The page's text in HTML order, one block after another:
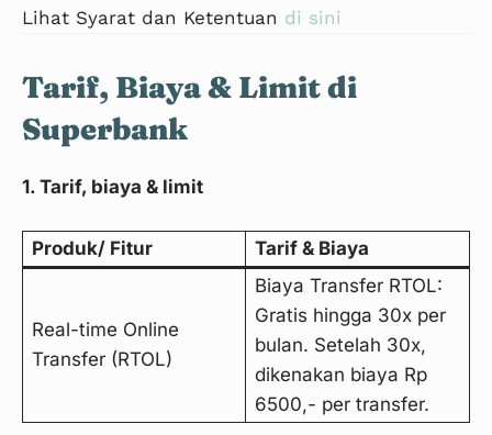
Lihat Syarat dan Ketentuan di sini
Tarif, Biaya & Limit di
Superbank
1. Tarif, biaya & limit
Produk/ Fitur Tarif & Biaya
Real-time Online
Transfer (RTOL)
Biaya Transfer RTOL:
Gratis hingga 30x per
bulan. Setelah 30x,
dikenakan biaya Rp
6500,- per transfer.